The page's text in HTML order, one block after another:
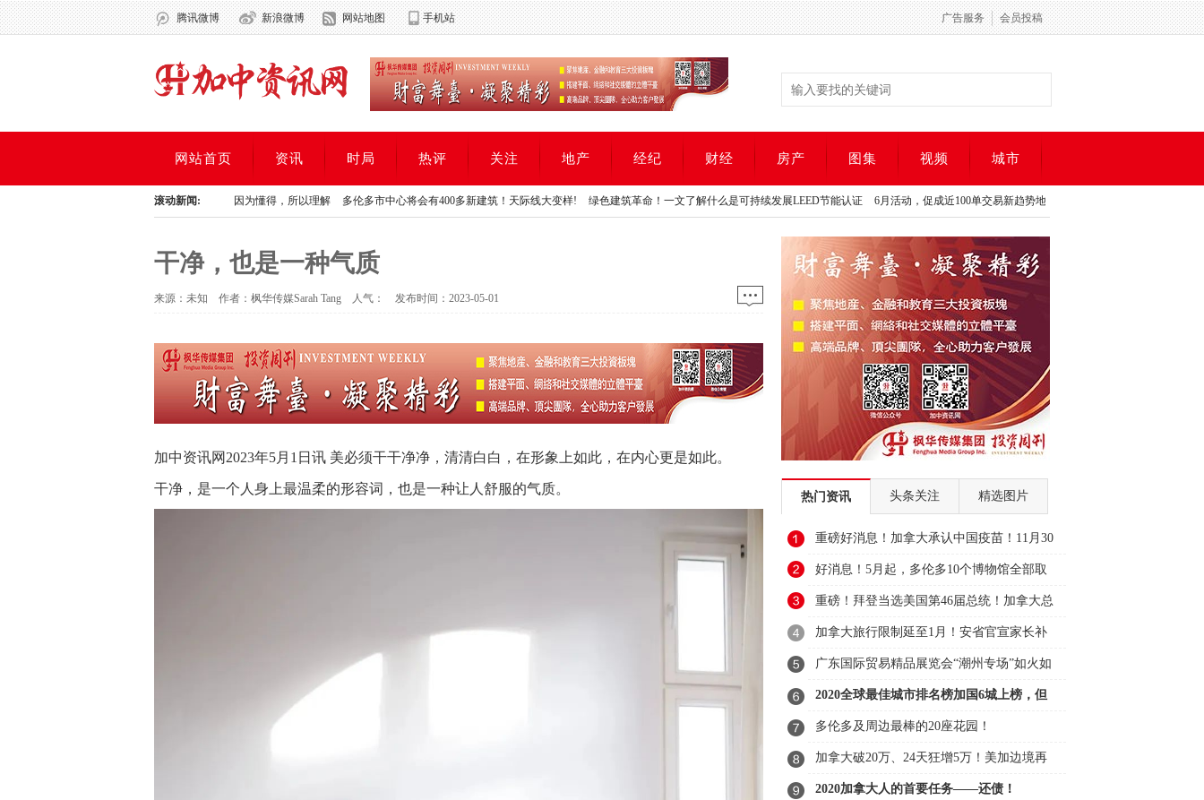
腾讯微博 新浪微博 网站地图 手机站 广告服务 会员投稿
网站首页 资讯 时局 热评 关注 地产 经纪 财经 房产 图集 视频 城市
滚动新闻:
因为懂得，所以理解 多伦多市中心将会有400多新建筑！天际线大变样! 绿色建筑革命！一文了解什么是可持续发展LEED节能认证 6月活动，促成近100单交易新趋势地产楼盘销售再次取得显著
干净，也是一种气质
来源：未知 作者：枫华传媒Sarah Tang 人气： 发布时间：2023-05-01
加中资讯网2023年5月1日讯 美必须干干净净，清清白白，在形象上如此，在内心更是如此。
干净，是一个人身上最温柔的形容词，也是一种让人舒服的气质。
热门资讯 头条关注 精选图片
重磅好消息！加拿大承认中国疫苗！11月30
日可
好消息！5月起，多伦多10个博物馆全部取
消门
重磅！拜登当选美国第46届总统！加拿大总
理表
加拿大旅行限制延至1月！安省官宣家长补
贴11
广东国际贸易精品展览会“潮州专场”如火如
荼
2020全球最佳城市排名榜加国6城上榜，但
全输
多伦多及周边最棒的20座花园！
加拿大破20万、24天狂增5万！美加边境再
关1个
2020加拿大人的首要任务——还债！